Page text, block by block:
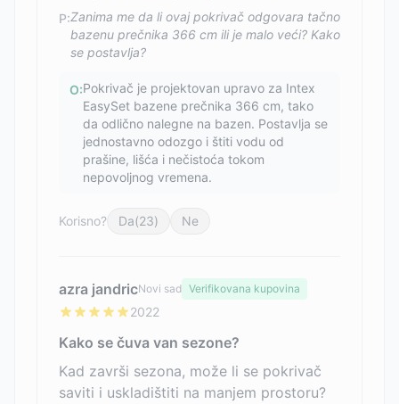
P:Zanima me da li ovaj pokrivač odgovara tačno
bazenu prečnika 366 cm ili je malo veći? Kako
se postavlja?
O:Pokrivač je projektovan upravo za Intex
EasySet bazene prečnika 366 cm, tako
da odlično nalegne na bazen. Postavlja se
jednostavno odozgo i štiti vodu od
prašine, lišća i nečistoća tokom
nepovoljnog vremena.
Korisno? Da(23) Ne
azra jandricNovi sad Verifikovana kupovina
2022
Kako se čuva van sezone?
Kad završi sezona, može li se pokrivač
saviti i uskladištiti na manjem prostoru?